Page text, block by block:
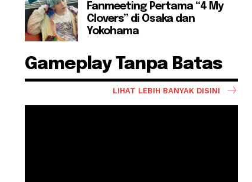
Fanmeeting Pertama “4 My
Clovers” di Osaka dan
Yokohama
Gameplay Tanpa Batas
LIHAT LEBIH BANYAK DISINI